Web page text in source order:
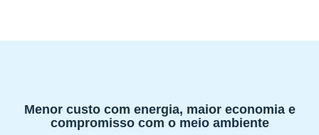
Menor custo com energia, maior economia e
compromisso com o meio ambiente